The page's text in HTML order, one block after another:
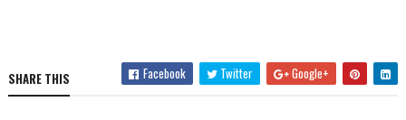
SHARE THIS Facebook Twitter Google+